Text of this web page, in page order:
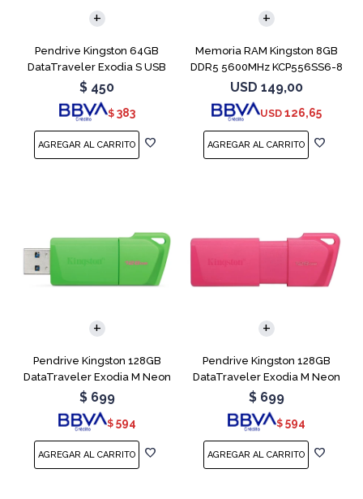
Pendrive Kingston 64GB
DataTraveler Exodia S USB
3.2
$ 450
$ 383
Memoria RAM Kingston 8GB
DDR5 5600MHz KCP556SS6-8
SODIMM
USD 149,00
USD 126,65
Pendrive Kingston 128GB
DataTraveler Exodia M Neon
Green
$ 699
$ 594
Pendrive Kingston 128GB
DataTraveler Exodia M Neon
Pink
$ 699
$ 594